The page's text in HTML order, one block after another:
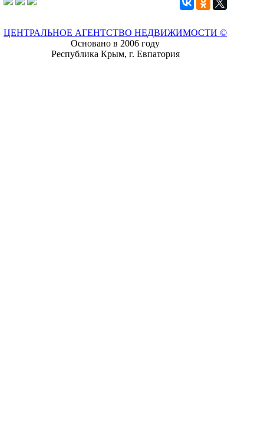
ЦЕНТРАЛЬНОЕ АГЕНТСТВО НЕДВИЖИМОСТИ ©
Основано в 2006 году
Республика Крым, г. Евпатория